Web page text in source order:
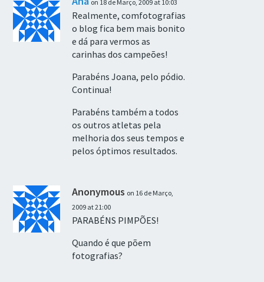
on 18 de Março, 2009 at 10:03
Realmente, comfotografias
o blog fica bem mais bonito
e dá para vermos as
carinhas dos campeões!
Parabéns Joana, pelo pódio.
Continua!
Parabéns também a todos
os outros atletas pela
melhoria dos seus tempos e
pelos óptimos resultados.
Anonymous on 16 de Março,
2009 at 21:00
PARABÉNS PIMPÕES!
Quando é que põem
fotografias?